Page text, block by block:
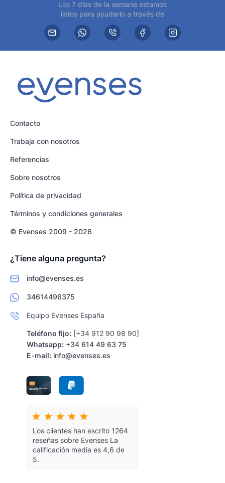
Los 7 días de la semana estamos
listos para ayudarlo a través de
Contacto
Trabaja con nosotros
Referencias
Sobre nosotros
Política de privacidad
Términos y condiciones generales
© Evenses 2009 - 2026
¿Tiene alguna pregunta?
info@evenses.es
34614496375
Equipo Evenses España
Teléfono fijo: [+34 912 90 98 90]
Whatsapp: +34 614 49 63 75
E-mail: info@evenses.es
Los clientes han escrito 1264
reseñas sobre Evenses La
calificación media es 4,6 de
5.